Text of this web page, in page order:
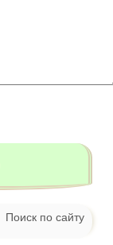
Поиск по сайту